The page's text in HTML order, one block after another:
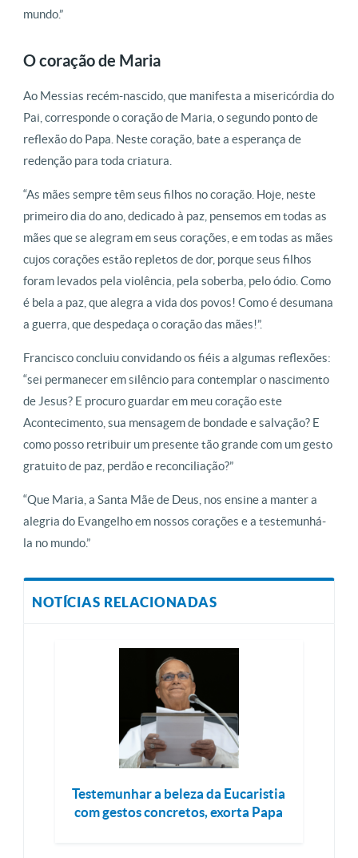
mundo.”
O coração de Maria
Ao Messias recém-nascido, que manifesta a misericórdia do
Pai, corresponde o coração de Maria, o segundo ponto de
reflexão do Papa. Neste coração, bate a esperança de
redenção para toda criatura.
“As mães sempre têm seus filhos no coração. Hoje, neste
primeiro dia do ano, dedicado à paz, pensemos em todas as
mães que se alegram em seus corações, e em todas as mães
cujos corações estão repletos de dor, porque seus filhos
foram levados pela violência, pela soberba, pelo ódio. Como
é bela a paz, que alegra a vida dos povos! Como é desumana
a guerra, que despedaça o coração das mães!”.
Francisco concluiu convidando os fiéis a algumas reflexões:
“sei permanecer em silêncio para contemplar o nascimento
de Jesus? E procuro guardar em meu coração este
Acontecimento, sua mensagem de bondade e salvação? E
como posso retribuir um presente tão grande com um gesto
gratuito de paz, perdão e reconciliação?”
“Que Maria, a Santa Mãe de Deus, nos ensine a manter a
alegria do Evangelho em nossos corações e a testemunhá-
la no mundo.”
NOTÍCIAS RELACIONADAS
Testemunhar a beleza da Eucaristia
com gestos concretos, exorta Papa